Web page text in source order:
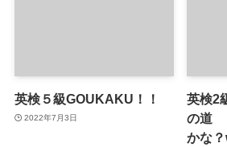
英検５級GOUKAKU！！
2022年7月3日
英検2
の道
かな